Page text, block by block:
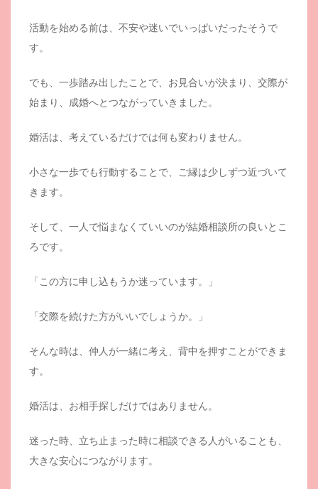
活動を始める前は、不安や迷いでいっぱいだったそうで
す。
でも、一歩踏み出したことで、お見合いが決まり、交際が
始まり、成婚へとつながっていきました。
婚活は、考えているだけでは何も変わりません。
小さな一歩でも行動することで、ご縁は少しずつ近づいて
きます。
そして、一人で悩まなくていいのが結婚相談所の良いとこ
ろです。
「この方に申し込もうか迷っています。」
「交際を続けた方がいいでしょうか。」
そんな時は、仲人が一緒に考え、背中を押すことができま
す。
婚活は、お相手探しだけではありません。
迷った時、立ち止まった時に相談できる人がいることも、
大きな安心につながります。